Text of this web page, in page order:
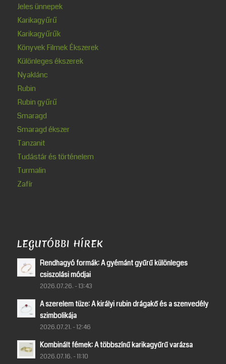
Jeles ünnepek
Karikagyűrű
Karikagyűrűk
Könyvek Filmek Ékszerek
Különleges ékszerek
Nyaklánc
Rubin
Rubin gyűrű
Smaragd
Smaragd ékszer
Tanzanit
Tudástár és történelem
Turmalin
Zafír
LEGUTÓBBI HÍREK
Rendhagyó formák: A gyémánt gyűrű különleges
csiszolási módjai
2026.07.26. - 13:43
A szerelem tüze: A királyi rubin drágakő és a szenvedély
szimbolikája
2026.07.21. - 12:46
Kombinált fémek: A többszínű karikagyűrű varázsa
2026.07.16. - 11:10